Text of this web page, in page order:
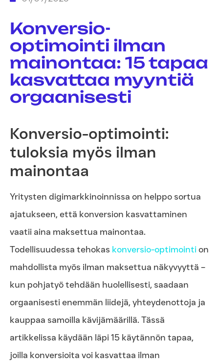
Konversio-
optimointi ilman
mainontaa: 15 tapaa
kasvattaa myyntiä
orgaanisesti
Konversio-optimointi:
tuloksia myös ilman
mainontaa
Yritysten digimarkkinoinnissa on helppo sortua
ajatukseen, että konversion kasvattaminen
vaatii aina maksettua mainontaa.
Todellisuudessa tehokas konversio-optimointion
mahdollista myös ilman maksettua näkyvyyttä –
kun pohjatyö tehdään huolellisesti, saadaan
orgaanisesti enemmän liidejä, yhteydenottoja ja
kauppaa samoilla kävijämäärillä. Tässä
artikkelissa käydään läpi 15 käytännön tapaa,
joilla konversioita voi kasvattaa ilman